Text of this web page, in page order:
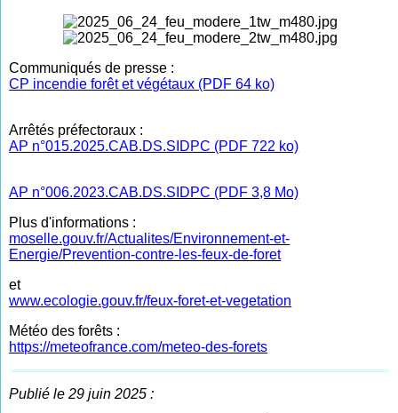
Communiqués de presse :
CP incendie forêt et végétaux (PDF 64 ko)
Arrêtés préfectoraux :
AP n°015.2025.CAB.DS.SIDPC (PDF 722 ko)
AP n°006.2023.CAB.DS.SIDPC (PDF 3,8 Mo)
Plus d'informations :
moselle.gouv.fr/Actualites/Environnement-et-
Energie/Prevention-contre-les-feux-de-foret
et
www.ecologie.gouv.fr/feux-foret-et-vegetation
Météo des forêts :
https://meteofrance.com/meteo-des-forets
Publié le 29 juin 2025 :